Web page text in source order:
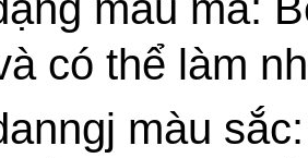
có thể làm
màu